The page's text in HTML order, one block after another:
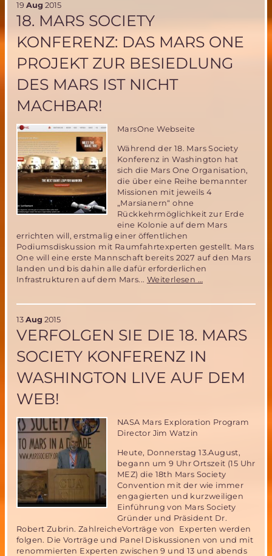
ihr
“V-
19 Aug 2015
18. MARS SOCIETY
KONFERENZ: DAS MARS ONE
PROJEKT ZUR BESIEDLUNG
DES MARS IST NICHT
MACHBAR!
MarsOne Webseite
Während der 18. Mars Society
Konferenz in Washington hat
sich die Mars One Organisation,
die über eine Reihe bemannter
Missionen mit jeweils 4
„Marsianern“ ohne
Rückkehrmöglichkeit zur Erde
eine Kolonie auf dem Mars
errichten will, erstmalig einer öffentlichen
Podiumsdiskussion mit Raumfahrtexperten gestellt. Mars
One will eine erste Mannschaft bereits 2027 auf den Mars
landen und bis dahin alle dafür erforderlichen
Infrastrukturen auf dem Mars... Weiterlesen …
Mars
Projekt
Besiedlung
nicht
13 Aug 2015
VERFOLGEN SIE DIE 18. MARS
SOCIETY KONFERENZ IN
WASHINGTON LIVE AUF DEM
WEB!
NASA Mars Exploration Program
Director Jim Watzin
Heute, Donnerstag 13.August,
begann um 9 Uhr Ortszeit (15 Uhr
MEZ) die 18th Mars Society
Convention mit der wie immer
engagierten und kurzweiligen
Einführung von Mars Society
Gründer und Präsident Dr.
Robert Zubrin. ZahlreicheVorträge von Experten werden
folgen. Die Vorträge und Panel Diskussionen von und mit
renommierten Experten zwischen 9 und 13 und abends